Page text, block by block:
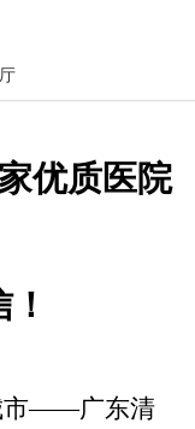
优质医院
市——广东清